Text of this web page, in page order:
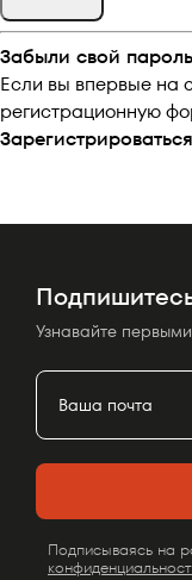
Забыли свой
Если вы впервые на
регистрационную
Зарегистрироваться
Узнавайте
Подписываясь на